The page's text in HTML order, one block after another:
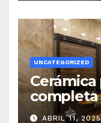
UNCATEGORIZED
Cerámica
completa
opción
ABRIL 11,